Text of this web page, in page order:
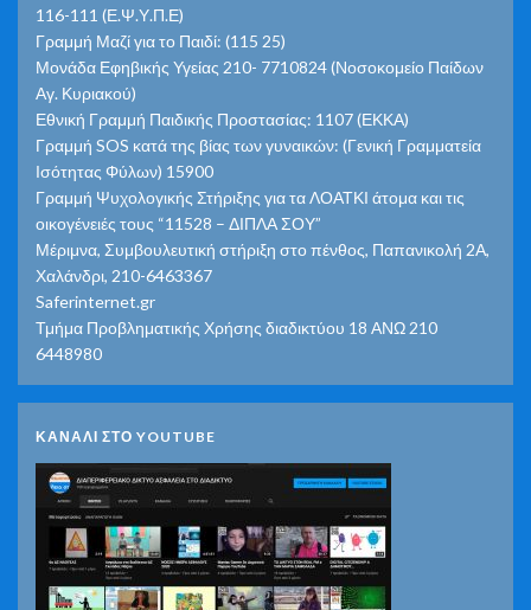
116-111 (Ε.Ψ.Υ.Π.Ε)
Γραμμή Μαζί για το Παιδί: (115 25)
Μονάδα Εφηβικής Υγείας 210- 7710824 (Νοσοκομείο Παίδων
Αγ. Κυριακού)
Εθνική Γραμμή Παιδικής Προστασίας: 1107 (ΕΚΚΑ)
Γραμμή SOS κατά της βίας των γυναικών: (Γενική Γραμματεία
Ισότητας Φύλων) 15900
Γραμμή Ψυχολογικής Στήριξης για τα ΛΟΑΤΚΙ άτομα και τις
οικογένειές τους “11528 – ΔΙΠΛΑ ΣΟΥ”
Μέριμνα, Συμβουλευτική στήριξη στο πένθος, Παπανικολή 2Α,
Χαλάνδρι, 210-6463367
Saferinternet.gr
Τμήμα Προβληματικής Χρήσης διαδικτύου 18 ΑΝΩ 210
6448980
ΚΑΝΑΛΙ ΣΤΟ YOUTUBE